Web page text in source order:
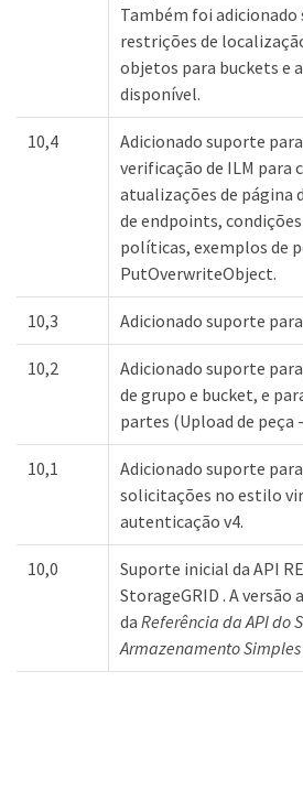
Também foi adicionado
restrições de
objetos para buckets e
disponível.
10,4
Adicionado suporte
verificação de ILM para
atualizações de página
de endpoints,
políticas, exemplos de
PutOverwriteObject.
10,3 Adicionado suporte
10,2
Adicionado suporte
de grupo e bucket, e
partes (Upload de peça
10,1
Adicionado suporte
solicitações no estilo
autenticação v4.
10,0
Suporte inicial da API
StorageGRID . A
da Referência da API do
Armazenamento Simples